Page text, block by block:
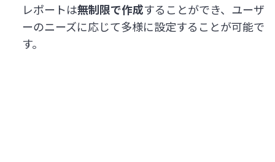
レポートは無制限で作成することができ、ユーザ
ーのニーズに応じて多様に設定することが可能で
す。